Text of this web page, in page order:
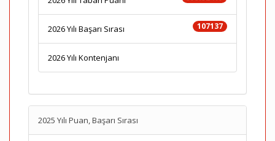
107137
2026 Yılı Başarı Sırası
2026 Yılı Kontenjanı
2025 Yılı Puan, Başarı Sırası